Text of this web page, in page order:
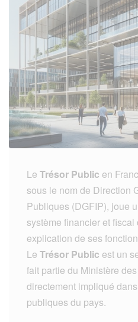
Le Trésor Public en
sous le nom de Direction
Publiques (DGFIP), joue
système financier et
explication de ses
Le Trésor Public est un
fait partie du Ministère
directement impliqué
publiques du pays.